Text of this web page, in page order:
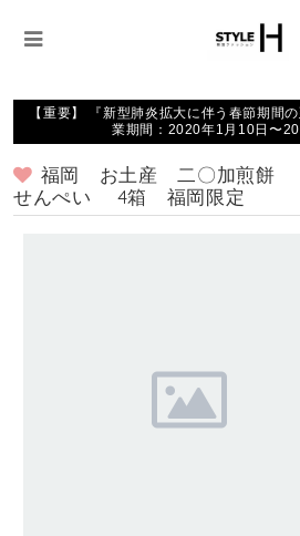
【重要】 『新型肺炎拡大に伴う春節期間
業期間：2020年1月10日〜
福岡 お土産 二〇加煎餅
せんぺい 4箱 福岡限定